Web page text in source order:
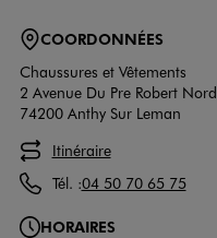
COORDONNÉES
Chaussures et Vêtements
2 Avenue Du Pre Robert Nord
74200 Anthy Sur Leman
Itinéraire
Tél. :04 50 70 65 75
HORAIRES